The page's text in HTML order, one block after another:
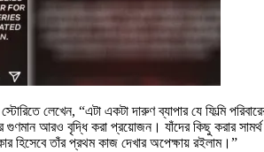
স্টোরিতে লেখেন, “এটা একটা দারুণ ব্যাপার যে ফিল্মি
আরও বৃদ্ধি করা প্রয়োজন। যাঁদের কিছু করার
হিসেবে তাঁর প্রথম কাজ দেখার অপেক্ষায় রইলাম।”